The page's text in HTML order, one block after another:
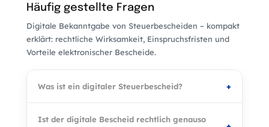
Häufig gestellte Fragen
Digitale Bekanntgabe von Steuerbescheiden – kompakt
erklärt: rechtliche Wirksamkeit, Einspruchsfristen und
Vorteile elektronischer Bescheide.
Was ist ein digitaler Steuerbescheid?
Ist der digitale Bescheid rechtlich genauso